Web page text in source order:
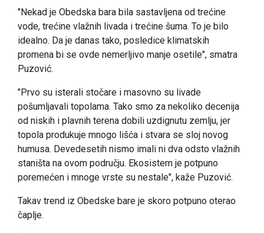
"Nekad je Obedska bara bila sastavljena od trećine
vode, trećine vlažnih livada i trećine šuma. To je bilo
idealno. Da je danas tako, posledice klimatskih
promena bi se ovde nemerljivo manje osetile", smatra
Puzović.
"Prvo su isterali stočare i masovno su livade
pošumljavali topolama. Tako smo za nekoliko decenija
od niskih i plavnih terena dobili uzdignutu zemlju, jer
topola produkuje mnogo lišća i stvara se sloj novog
humusa. Devedesetih nismo imali ni dva odsto vlažnih
staništa na ovom području. Ekosistem je potpuno
poremećen i mnoge vrste su nestale", kaže Puzović.
Takav trend iz Obedske bare je skoro potpuno oterao
čaplje.